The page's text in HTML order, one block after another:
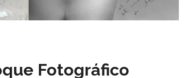
Fotográfico